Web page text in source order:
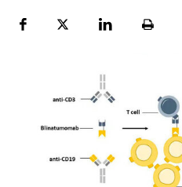
FacebookPlattformLinekdInSeite